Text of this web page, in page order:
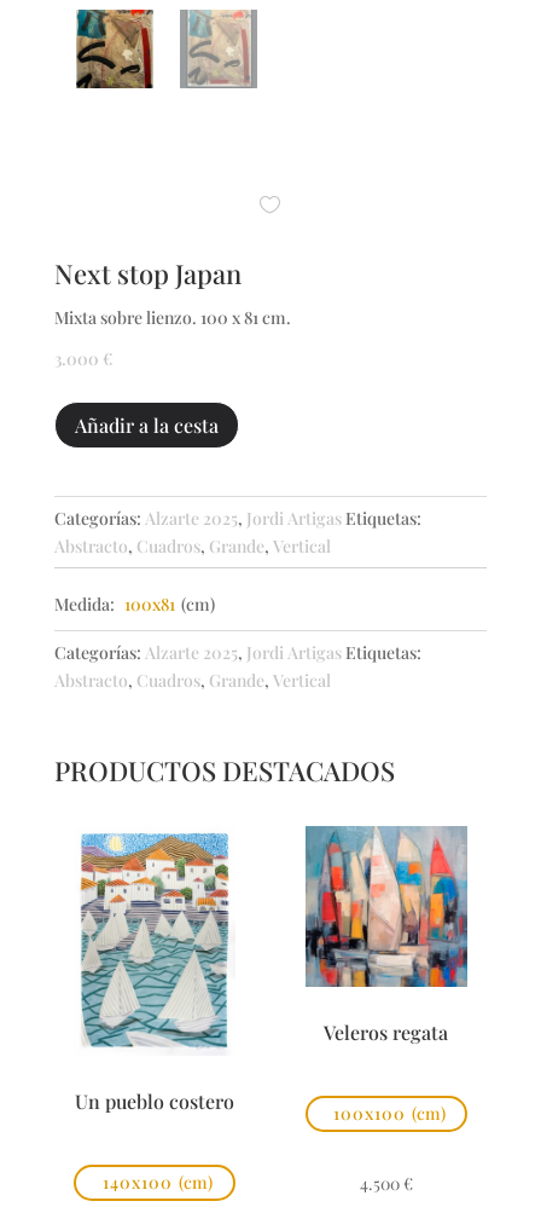
Next stop Japan
Mixta sobre lienzo. 100 x 81 cm.
3.000 €
Next
stop
cantidad
Añadir a la cesta
Categorías: Alzarte 2025, Jordi Artigas Etiquetas:
Abstracto, Cuadros, Grande, Vertical
Medida: 100x81 (cm)
Categorías: Alzarte 2025, Jordi Artigas Etiquetas:
Abstracto, Cuadros, Grande, Vertical
PRODUCTOS DESTACADOS
Un pueblo costero
140x100 (cm)
Veleros regata
100x100 (cm)
4.500 €